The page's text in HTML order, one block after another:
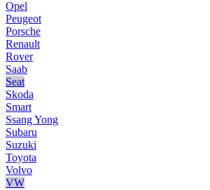
Opel
Peugeot
Porsche
Renault
Rover
Saab
Seat
Skoda
Smart
Ssang Yong
Subaru
Suzuki
Toyota
Volvo
VW